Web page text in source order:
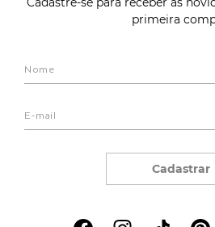
primeira
Cadastrar